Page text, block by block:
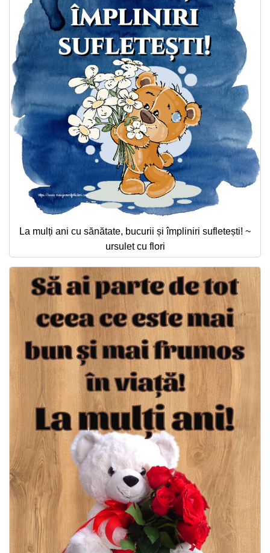
La mulți ani cu sănătate, bucurii și împliniri sufletești! ~
ursulet cu flori